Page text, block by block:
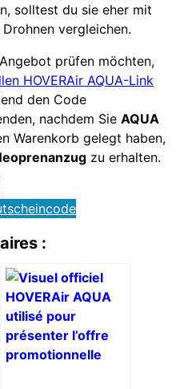
solltest du sie eher mit
vergleichen.
prüfen möchten,
HOVERAir AQUA-Link
den Code
nachdem Sie AQUA
Warenkorb gelegt haben,
zu erhalten.
: